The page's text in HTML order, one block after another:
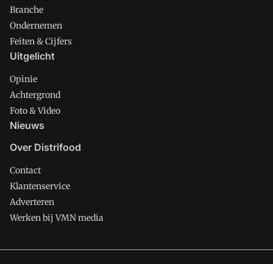
Branche
Ondernemen
Feiten & Cijfers
Uitgelicht
Opinie
Achtergrond
Foto & Video
Nieuws
Over Distrifood
Contact
Klantenservice
Adverteren
Werken bij VMN media